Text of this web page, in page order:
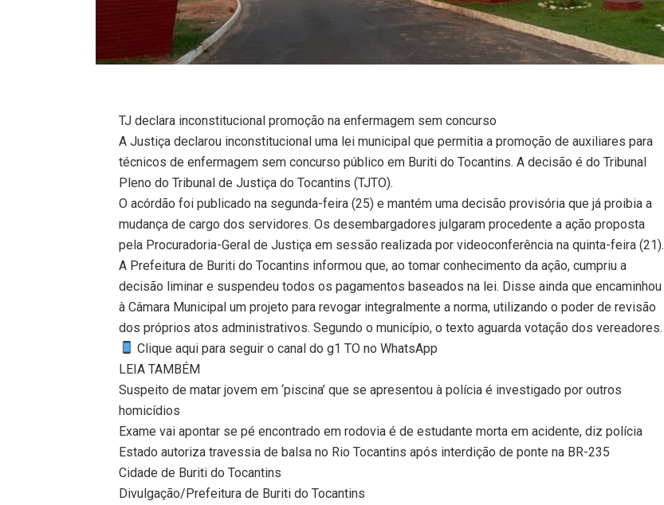
TJ declara inconstitucional promoção na enfermagem sem concurso
A Justiça declarou inconstitucional uma lei municipal que permitia a promoção de auxiliares para
técnicos de enfermagem sem concurso público em Buriti do Tocantins. A decisão é do Tribunal
Pleno do Tribunal de Justiça do Tocantins (TJTO).
O acórdão foi publicado na segunda-feira (25) e mantém uma decisão provisória que já proibia a
mudança de cargo dos servidores. Os desembargadores julgaram procedente a ação proposta
pela Procuradoria-Geral de Justiça em sessão realizada por videoconferência na quinta-feira (21).
A Prefeitura de Buriti do Tocantins informou que, ao tomar conhecimento da ação, cumpriu a
decisão liminar e suspendeu todos os pagamentos baseados na lei. Disse ainda que encaminhou
à Câmara Municipal um projeto para revogar integralmente a norma, utilizando o poder de revisão
dos próprios atos administrativos. Segundo o município, o texto aguarda votação dos vereadores.
Clique aqui para seguir o canal do g1 TO no WhatsApp
LEIA TAMBÉM
Suspeito de matar jovem em ‘piscina’ que se apresentou à polícia é investigado por outros
homicídios
Exame vai apontar se pé encontrado em rodovia é de estudante morta em acidente, diz polícia
Estado autoriza travessia de balsa no Rio Tocantins após interdição de ponte na BR-235
Cidade de Buriti do Tocantins
Divulgação/Prefeitura de Buriti do Tocantins